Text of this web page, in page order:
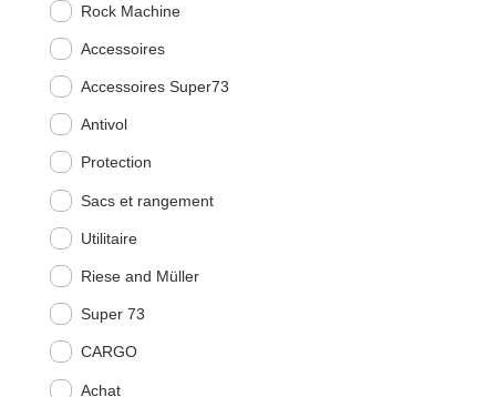
Rock Machine
Accessoires
Accessoires Super73
Antivol
Protection
Sacs et rangement
Utilitaire
Riese and Müller
Super 73
CARGO
Achat